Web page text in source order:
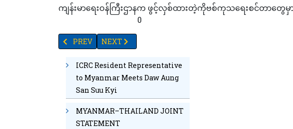
ကျန်းမာရေးဝန်ကြီးဌာနက ဖွင့်လှစ်ထားတဲ့ကိုဗစ်ကုသရေးစင်တာ
0
PREVIOUS ARTICLE: တယ်လီနော်မြန်မာလုပ်ငန်းကို လက်ဘနွန်ကုမ္ပဏီM1က
PREV NEXT ARTICLE: တရားမဝင်ဆိုင်ကယ်များ လိုင်စင်ပြုလုပ်ပေးမည်
NEXT
ICRC Resident Representative
to Myanmar Meets Daw Aung
San Suu Kyi
MYANMAR–THAILAND JOINT
STATEMENT